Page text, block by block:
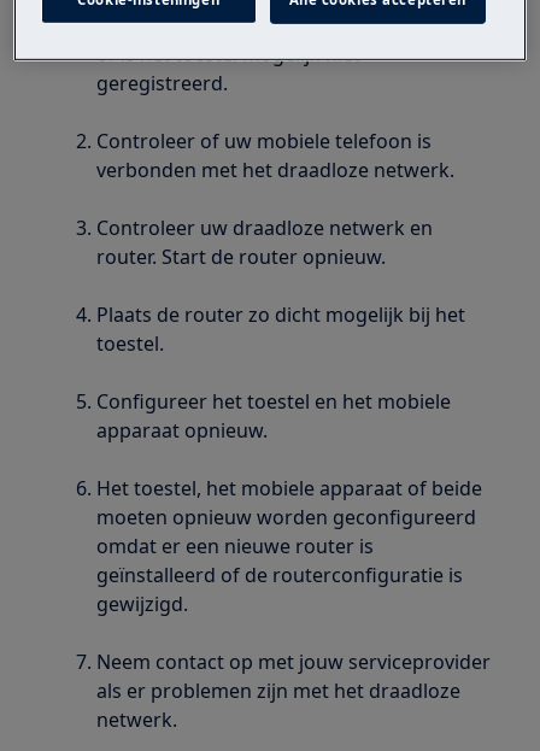
problemen met de wifi-netwerkverbinding
of is het toestel mogelijk niet
geregistreerd.
Controleer of uw mobiele telefoon is
verbonden met het draadloze netwerk.
Controleer uw draadloze netwerk en
router. Start de router opnieuw.
Plaats de router zo dicht mogelijk bij het
toestel.
Configureer het toestel en het mobiele
apparaat opnieuw.
Het toestel, het mobiele apparaat of beide
moeten opnieuw worden geconfigureerd
omdat er een nieuwe router is
geïnstalleerd of de routerconfiguratie is
gewijzigd.
Neem contact op met jouw serviceprovider
als er problemen zijn met het draadloze
netwerk.